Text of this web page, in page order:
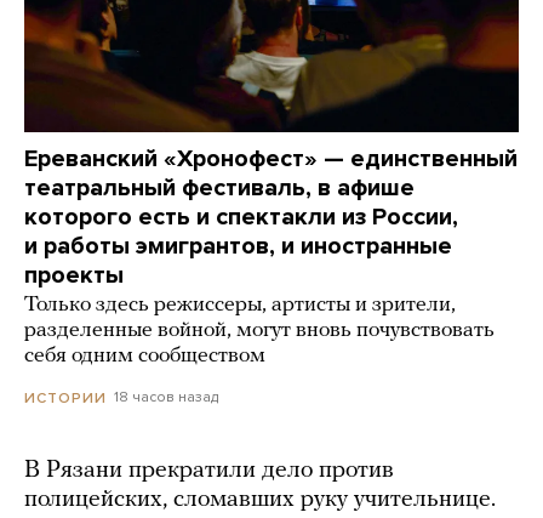
Ереванский «Хронофест» — единственный
театральный фестиваль, в афише
которого есть и спектакли из России,
и работы эмигрантов, и иностранные
проекты
Только здесь режиссеры, артисты и зрители,
разделенные войной, могут вновь почувствовать
себя одним сообществом
ИСТОРИИ 18 часов назад
В Рязани прекратили дело против
полицейских, сломавших руку учительнице.